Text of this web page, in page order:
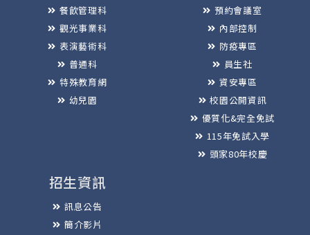
餐飲管理科
觀光事業科
表演藝術科
普通科
特殊教育網
幼兒園
預約會議室
內部控制
防疫專區
員生社
資安專區
校園公開資訊
優質化&完全免試
115年免試入學
頭家80年校慶
招生資訊
訊息公告
簡介影片